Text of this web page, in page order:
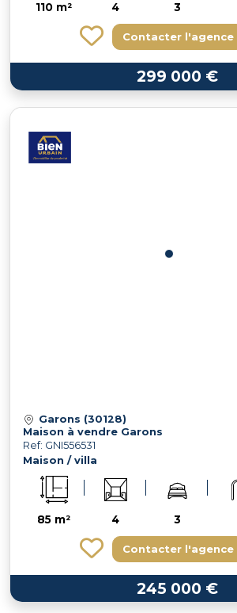
110 m² 4 3
Contacter l'agence
299 000 €
Garons (30128)
Maison à vendre Garons
Ref: GNI556531
Maison / villa
85 m² 4 3
Contacter l'agence
245 000 €